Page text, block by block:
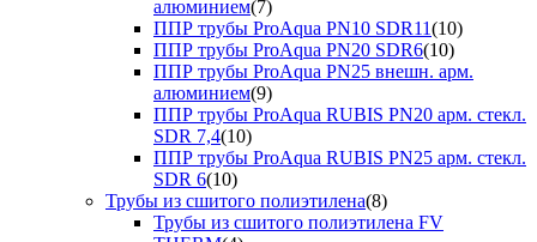
алюминием(7)
ППР трубы ProAqua PN10 SDR11(10)
ППР трубы ProAqua PN20 SDR6(10)
ППР трубы ProAqua PN25 внешн. арм.
алюминием(9)
ППР трубы ProAqua RUBIS PN20 арм. стекл.
SDR 7,4(10)
ППР трубы ProAqua RUBIS PN25 арм. стекл.
SDR 6(10)
Трубы из сшитого полиэтилена(8)
Трубы из сшитого полиэтилена FV